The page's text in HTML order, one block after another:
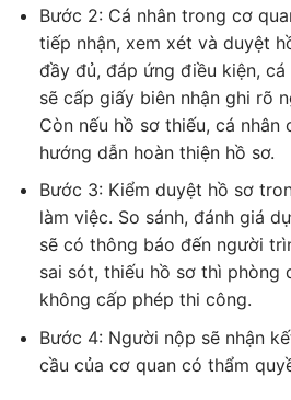
Bước 2: Cá nhân trong cơ
tiếp nhận, xem xét và duyệt
đầy đủ, đáp ứng điều kiện,
sẽ cấp giấy biên nhận ghi rõ
Còn nếu hồ sơ thiếu, cá nhân
hướng dẫn hoàn thiện hồ sơ.
Bước 3: Kiểm duyệt hồ sơ
làm việc. So sánh, đánh giá
sẽ có thông báo đến người
sai sót, thiếu hồ sơ thì phòng
không cấp phép thi công.
Bước 4: Người nộp sẽ nhận
cầu của cơ quan có thẩm